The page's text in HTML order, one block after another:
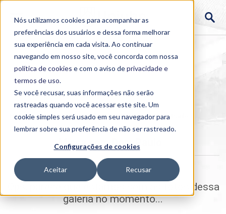
Nós utilizamos cookies para acompanhar as
preferências dos usuários e dessa forma melhorar
sua experiência em cada visita. Ao continuar
navegando em nosso site, você concorda com nossa
política de cookies e com o aviso deprivacidade e
termos de uso.
Se você recusar, suas informações não serão
rastreadas quando você acessar este site. Um
cookie simples será usado em seu navegador para
lembrar sobre sua preferência de não ser rastreado.
Configurações de cookies
Aceitar Recusar
Home > Institucional > Galerias > Missa com Dom Paulo
Missa com Dom Paulo
Ops, parece que estamos sem as fotos dessa
galeria no momento...